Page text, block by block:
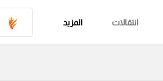
انتقالات المزيد